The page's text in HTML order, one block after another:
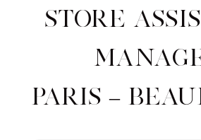
Store
Paris –